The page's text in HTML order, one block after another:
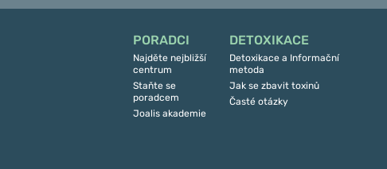
PORADCI
Najděte nejbližší
centrum
Staňte se
poradcem
Joalis akademie
DETOXIKACE
Detoxikace a Informační
metoda
Jak se zbavit toxinů
Časté otázky